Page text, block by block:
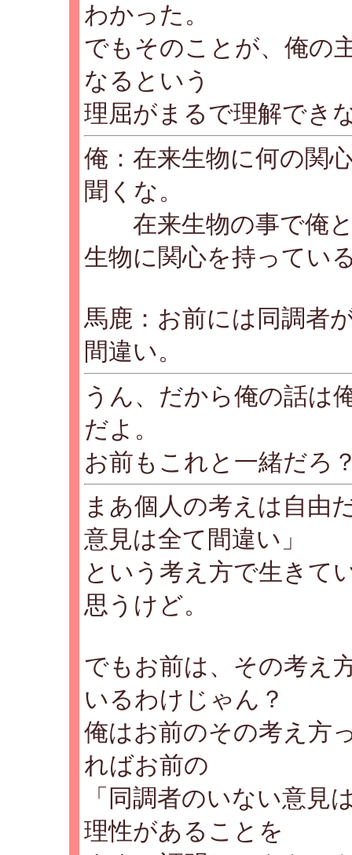
わかった。
でもそのことが、俺の
なるという
理屈がまるで理解でき
俺：在来生物に何の関
聞くな。
在来生物の事で俺と
生物に関心を持ってい
馬鹿：お前には同調者
間違い。
うん、だから俺の話は
だよ。
お前もこれと一緒だろ
まあ個人の考えは自由
意見は全て間違い」
という考え方で生きて
思うけど。
でもお前は、その考え
いるわけじゃん？
俺はお前のその考え方
ればお前の
「同調者のいない意見
理性があることを